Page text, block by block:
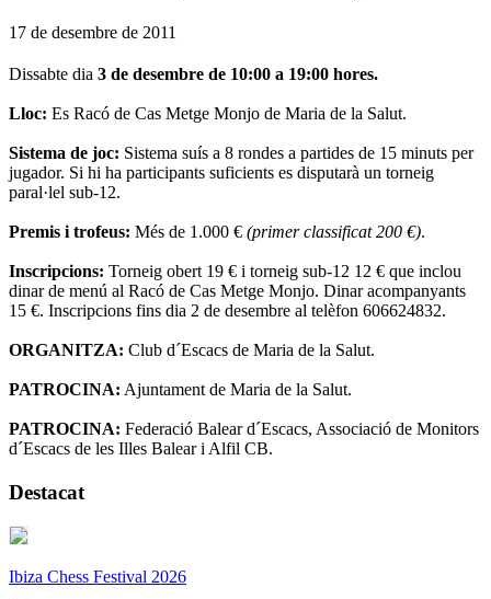
17 de desembre de 2011
Dissabte dia 3 de desembre de 10:00 a 19:00 hores.
Lloc: Es Racó de Cas Metge Monjo de Maria de la Salut.
Sistema de joc: Sistema suís a 8 rondes a partides de 15 minuts per
jugador. Si hi ha participants suficients es disputarà un torneig
paral·lel sub-12.
Premis i trofeus: Més de 1.000 € (primer classificat 200 €).
Inscripcions: Torneig obert 19 € i torneig sub-12 12 € que inclou
dinar de menú al Racó de Cas Metge Monjo. Dinar acompanyants
15 €. Inscripcions fins dia 2 de desembre al telèfon 606624832.
ORGANITZA: Club d´Escacs de Maria de la Salut.
PATROCINA: Ajuntament de Maria de la Salut.
PATROCINA: Federació Balear d´Escacs, Associació de Monitors
d´Escacs de les Illes Balear i Alfil CB.
Destacat
Ibiza Chess Festival 2026